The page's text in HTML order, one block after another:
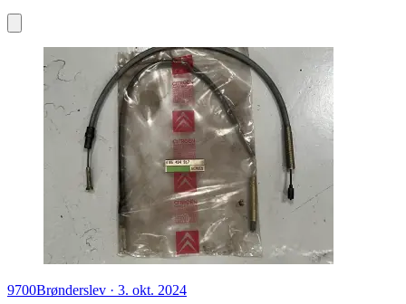
9700Brønderslev · 3. okt. 2024